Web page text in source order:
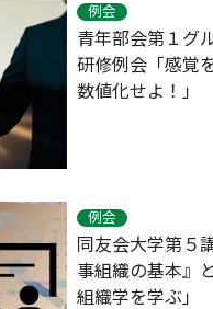
例会
青年部会第１グ
研修例会「感覚
数値化せよ！」
例会
同友会大学第５
事組織の基本』
組織学を学ぶ」